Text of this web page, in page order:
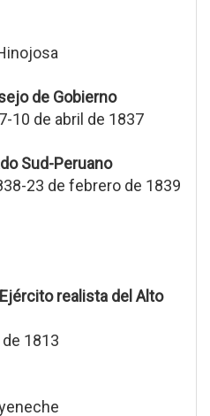
de Gobierno
10 de abril de 1837
Sud-Peruano
23 de febrero de 1839
realista del Alto
1813